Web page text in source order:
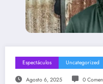
Espectáculos Uncategorized
Agosto 6, 2025 0